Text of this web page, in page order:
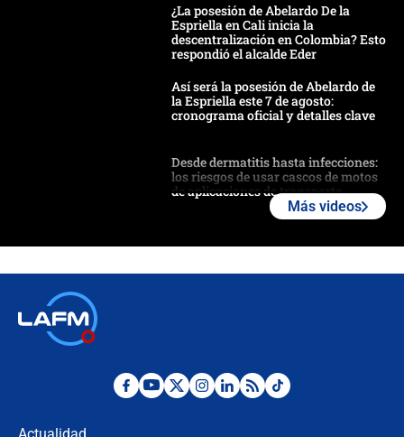
¿La posesión de Abelardo De la
Espriella en Cali inicia la
descentralización en Colombia? Esto
respondió el alcalde Eder
Así será la posesión de Abelardo de
la Espriella este 7 de agosto:
cronograma oficial y detalles clave
Desde dermatitis hasta infecciones:
los riesgos de usar cascos de motos
de aplicaciones de transporte
Posesión de Abelardo De La Espriella
Más videos